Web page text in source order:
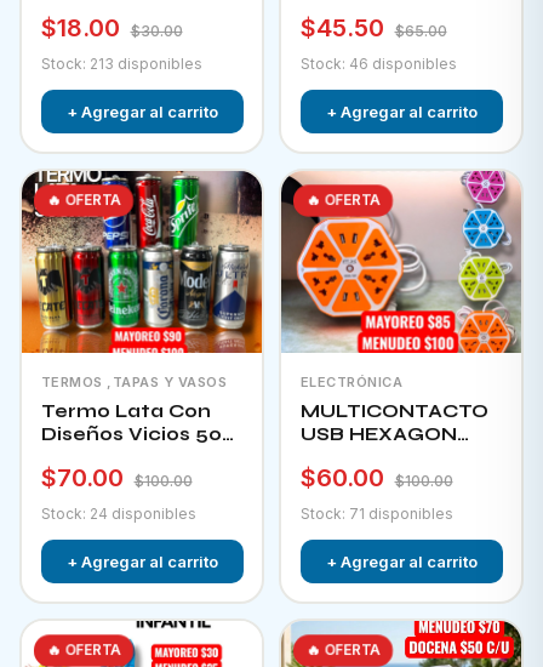
$18.00
$30.00
Stock: 213 disponibles
+ Agregar al carrito
puertos usb e
$45.50
$65.00
Stock: 46 disponibles
+ Agregar al carrito
🔥 OFERTA
TERMOS ,TAPAS Y VASOS
Termo Lata Con
Diseños Vicios 500
$70.00
$100.00
Stock: 24 disponibles
+ Agregar al carrito
🔥 OFERTA
ELECTRÓNICA
MULTICONTACTO
USB HEXAGON
$60.00
$100.00
Stock: 71 disponibles
+ Agregar al carrito
🔥 OFERTA 🔥 OFERTA